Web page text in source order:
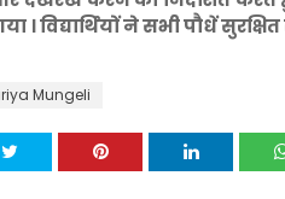
। विद्यार्थियों ने सभी पौधें
Mungeli